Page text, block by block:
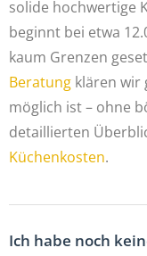
solide hochwertige
beginnt bei etwa
kaum Grenzen
Beratung klären wir
möglich ist – ohne
detaillierten
Küchenkosten.
Ich habe noch